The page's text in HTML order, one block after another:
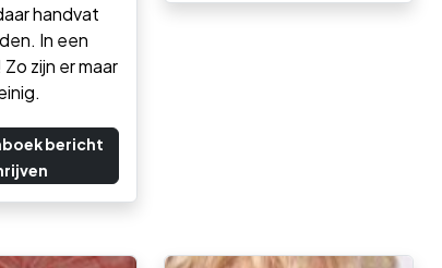
handvat
In een
zijn er maar
bericht